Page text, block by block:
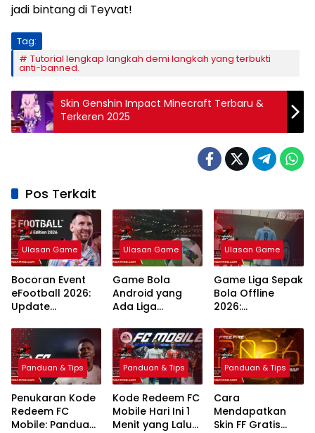
jadi bintang di Teyvat!
Tag:
Tutorial lengkap langkah demi langkah yang terbukti
anti-banned.
Skin Genshin Impact Minecraft Terbaru &
Terkeren 2025
Pos Terkait
Ulasan Game
Bocoran Event
eFootball 2026:
Update
Terlengkap dan
Jadwal
Ulasan Game
Game Bola
Android yang
Ada Liga
Pilihan Terbaik
Ulasan Game
Game Liga Sepak
Bola Offline
2026:
Terbaik Grafik
Realistis
Panduan & Tips
Penukaran Kode
Redeem FC
Mobile: Panduan
Panduan & Tips
Kode Redeem FC
Mobile Hari Ini 1
Menit yang Lalu
Panduan & Tips
Cara
Mendapatkan
Skin FF Gratis